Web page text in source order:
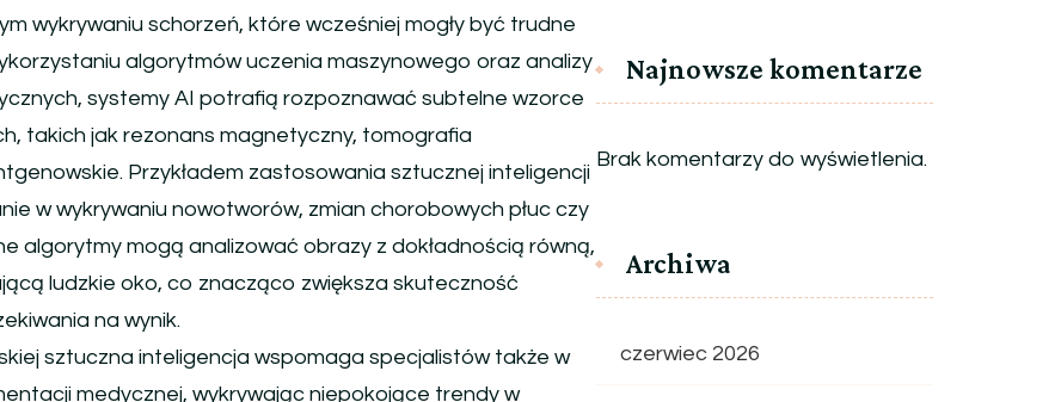
wykrywaniu schorzeń, które wcześniej mogły być trudne
algorytmów uczenia maszynowego oraz analizy
systemy AI potrafią rozpoznawać subtelne wzorce
takich jak rezonans magnetyczny, tomografia
Przykładem zastosowania sztucznej inteligencji
w wykrywaniu nowotworów, zmian chorobowych płuc czy
algorytmy mogą analizować obrazy z dokładnością równą,
ludzkie oko, co znacząco zwiększa skuteczność
na wynik.
sztuczna inteligencja wspomaga specjalistów także w
medycznej, wykrywając niepokojące trendy w
Najnowsze komentarze
Brak komentarzy do wyświetlenia.
Archiwa
czerwiec 2026